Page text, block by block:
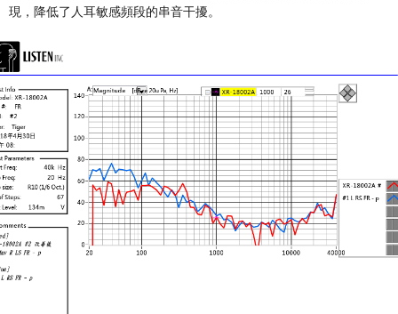
現，降低了人耳敏感頻段的串音干擾。